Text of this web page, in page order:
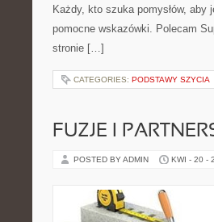
Każdy, kto szuka pomysłów,
pomocne wskazówki. Polecam
stronie […]
CATEGORIES: PODSTAWY SZYCIA
FUZJE I
POSTED BY ADMIN KWI - 20 -